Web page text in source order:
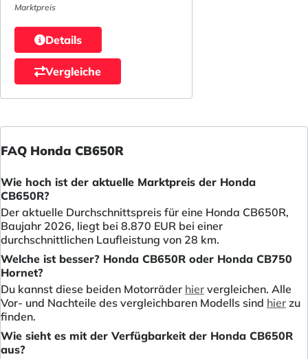
Marktpreis
Details
Vergleiche
FAQ Honda CB650R
Wie hoch ist der aktuelle Marktpreis der Honda
CB650R?
Der aktuelle Durchschnittspreis für eine Honda CB650R,
Baujahr 2026, liegt bei 8.870 EUR bei einer
durchschnittlichen Laufleistung von 28 km.
Welche ist besser? Honda CB650R oder Honda CB750
Hornet?
Du kannst diese beiden Motorräder hier vergleichen. Alle
Vor- und Nachteile des vergleichbaren Modells sind hier zu
finden.
Wie sieht es mit der Verfügbarkeit der Honda CB650R
aus?